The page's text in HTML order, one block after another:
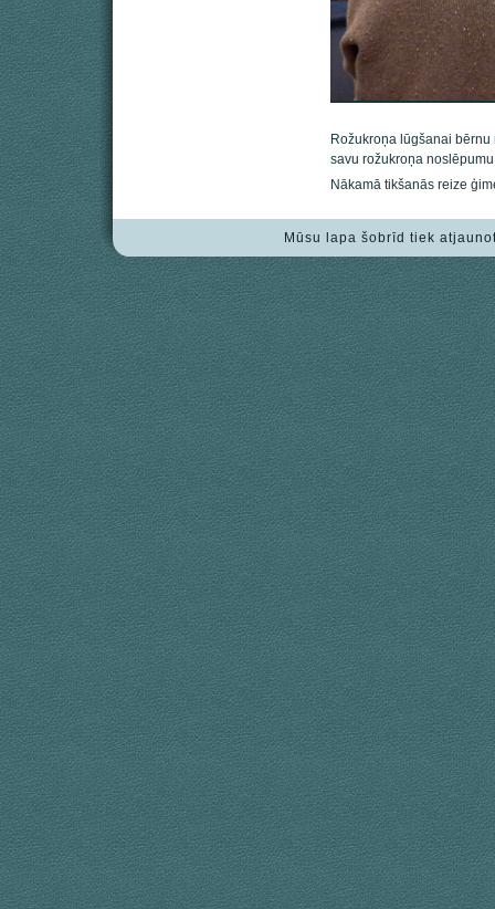
Rožukroņa lūgšanai
savu rožukroņa
Nākamā tikšanās reize
Mūsu lapa šobrīd tiek